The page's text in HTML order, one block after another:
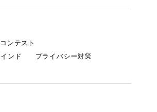
ンテスト
ンド
プライバシー対策